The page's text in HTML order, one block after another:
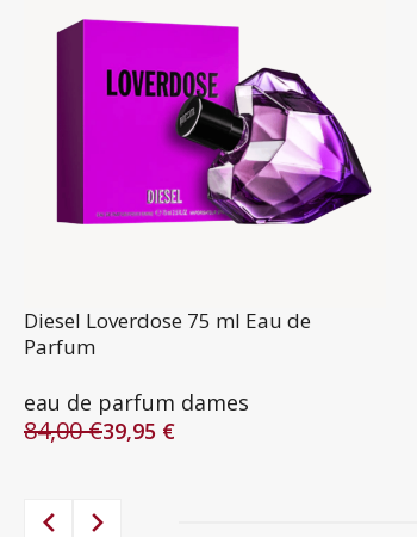
Diesel Loverdose 75 ml Eau de
Parfum
eau de parfum dames
84,00€
Oorspronkelijke
84,00 €.
39,95 €
Huidige
39,95 €.